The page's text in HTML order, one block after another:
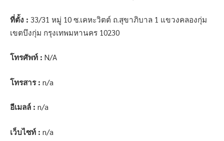
ที่ตั้ง : 33/31 หมู่ 10 ซ.เคหะวิตต์ ถ.สุขาภิบาล 1 แขวงคลองกุ่ม
เขตบึงกุ่ม กรุงเทพมหานคร 10230
โทรศัพท์ : N/A
โทรสาร : n/a
อีเมลล์ : n/a
เว็บไซท์ : n/a